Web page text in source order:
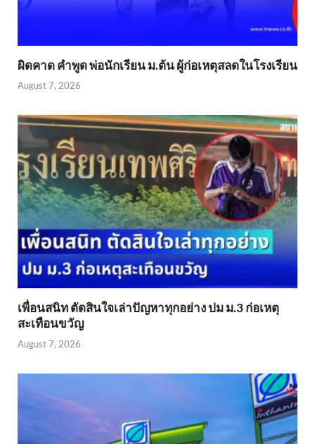
ผิดคาด คำพูด พ่อนักเรียน ม.ต้น ผู้ก่อเหตุสลดในโรงเรียน
August 7, 2026
เพื่อนสนิท ตัดสินใจเล่าปัญหาทุกอย่าง ปม ม.3 ก่อเหตุ
สะเทือนขวัญ
August 7, 2026